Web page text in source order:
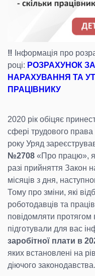
‼️ Інформація про
році: РОЗРАХУНОК
НАРАХУВАННЯ ТА
ПРАЦІВНИКУ
2020 рік обіцяє
сфері трудового
року Уряд
№2708 «Про працю»,
разі прийняття Закон
місяців з дня,
Тому про зміни, які
роботодавців та
повідомляти
підготували для вас
заробітної плати в
яких встановлені на
діючого законодавства.